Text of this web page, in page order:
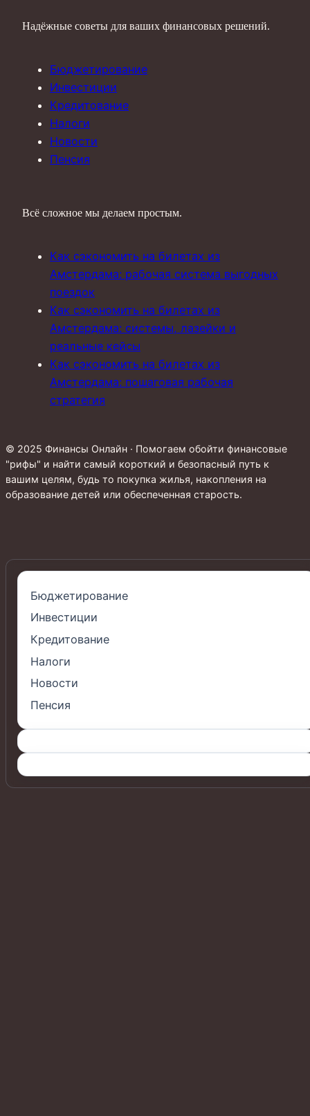
Надёжные советы для ваших финансовых решений.
Бюджетирование
Инвестиции
Кредитование
Налоги
Новости
Пенсия
Всё сложное мы делаем простым.
Как сэкономить на билетах из
Амстердама: рабочая система выгодных
поездок
Как сэкономить на билетах из
Амстердама: системы, лазейки и
реальные кейсы
Как сэкономить на билетах из
Амстердама: пошаговая рабочая
стратегия
© 2025 Финансы Онлайн · Помогаем обойти финансовые
"рифы" и найти самый короткий и безопасный путь к
вашим целям, будь то покупка жилья, накопления на
образование детей или обеспеченная старость.
Бюджетирование
Инвестиции
Кредитование
Налоги
Новости
Пенсия